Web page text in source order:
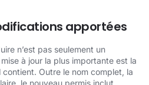
apportées
n’est pas seulement un
à jour la plus importante est la
contient. Outre le nom complet, la
le nouveau permis inclut